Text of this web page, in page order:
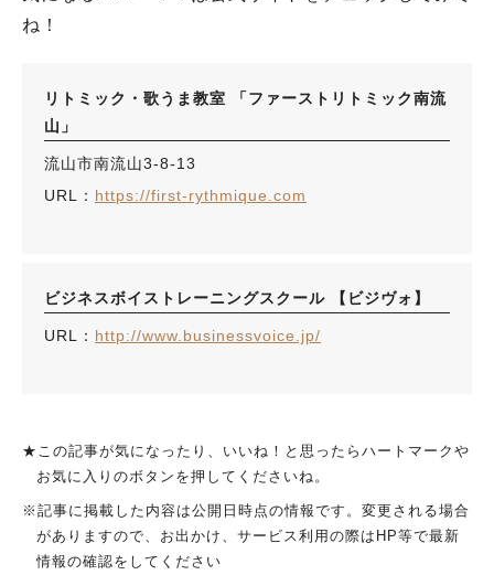
ね！
リトミック・歌うま教室 「ファーストリトミック南流
山」
流山市南流山3-8-13
URL： https://first-rythmique.com
ビジネスボイストレーニングスクール 【ビジヴォ】
URL： http://www.businessvoice.jp/
★この記事が気になったり、いいね！と思ったらハートマークや
お気に入りのボタンを押してくださいね。
※記事に掲載した内容は公開日時点の情報です。変更される場合
がありますので、お出かけ、サービス利用の際はHP等で最新
情報の確認をしてください